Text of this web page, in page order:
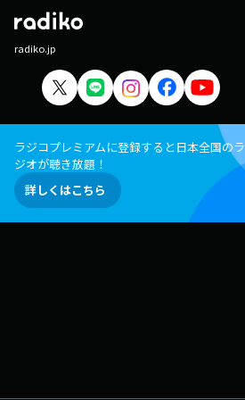
radiko.jp
ラジコプレミアムに登録すると日本全国のラ
ジオが聴き放題！
詳しくはこちら